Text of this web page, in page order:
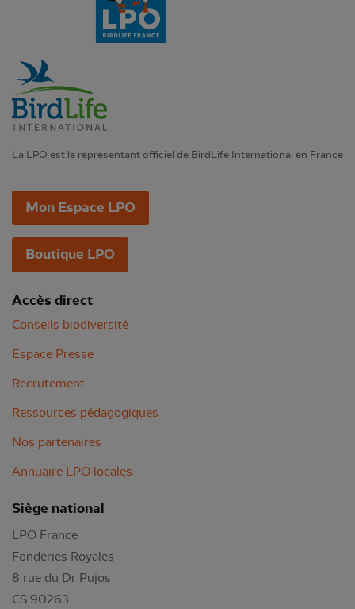
La LPO est le représentant officiel de BirdLife International en France
Mon Espace LPO
Boutique LPO
Accès direct
Conseils biodiversité
Espace Presse
Recrutement
Ressources pédagogiques
Nos partenaires
Annuaire LPO locales
Siège national
LPO France
Fonderies Royales
8 rue du Dr Pujos
CS 90263